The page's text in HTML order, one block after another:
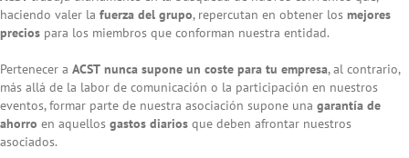
haciendo valer la fuerza del grupo, repercutan en obtener los mejores
precios para los miembros que conforman nuestra entidad.
Pertenecer a ACST nunca supone un coste para tu empresa, al contrario,
más allá de la labor de comunicación o la participación en nuestros
eventos, formar parte de nuestra asociación supone una garantía de
ahorro en aquellos gastos diarios que deben afrontar nuestros
asociados.